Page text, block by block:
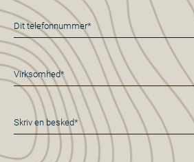
*
Telefon
*
Virksomhed*
*
Besked
*